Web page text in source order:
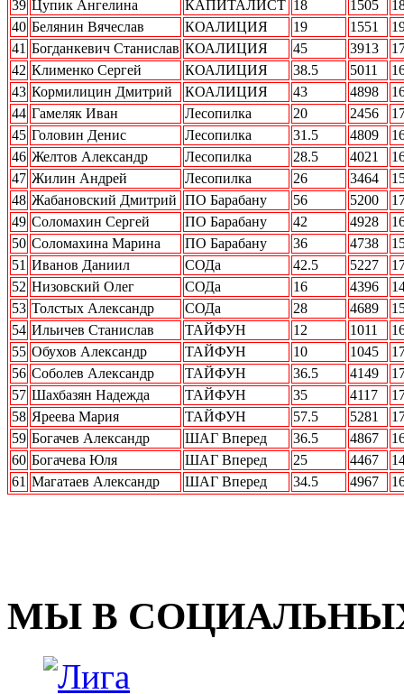
39 Цупик Ангелина КАПИТАЛИСТ 18 1505
40 Белянин Вячеслав КОАЛИЦИЯ 19 1551
41 Богданкевич Станислав КОАЛИЦИЯ 45 3913
42 Клименко Сергей КОАЛИЦИЯ 38.5 5011
43 Кормилицин Дмитрий КОАЛИЦИЯ 43 4898
44 Гамеляк Иван Лесопилка 20 2456
45 Головин Денис Лесопилка 31.5 4809
46 Желтов Александр Лесопилка 28.5 4021
47 Жилин Андрей Лесопилка 26 3464
48 Жабановский Дмитрий ПО Барабану 56 5200
49 Соломахин Сергей ПО Барабану 42 4928
50 Соломахина Марина ПО Барабану 36 4738
51 Иванов Даниил СОДа 42.5 5227
52 Низовский Олег СОДа 16 4396
53 Толстых Александр СОДа 28 4689
54 Ильичев Станислав ТАЙФУН 12 1011
55 Обухов Александр ТАЙФУН 10 1045
56 Соболев Александр ТАЙФУН 36.5 4149
57 Шахбазян Надежда ТАЙФУН 35 4117
58 Яреева Мария ТАЙФУН 57.5 5281
59 Богачев Александр ШАГ Вперед 36.5 4867
60 Богачева Юля ШАГ Вперед 25 4467
61 Магатаев Александр ШАГ Вперед 34.5 4967
МЫ В